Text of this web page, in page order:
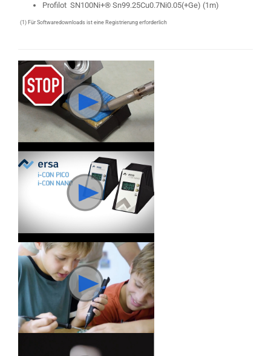
Profilot SN100Ni+® Sn99.25Cu0.7Ni0.05(+Ge) (1m)
(1) Für Softwaredownloads ist eine Registrierung erforderlich